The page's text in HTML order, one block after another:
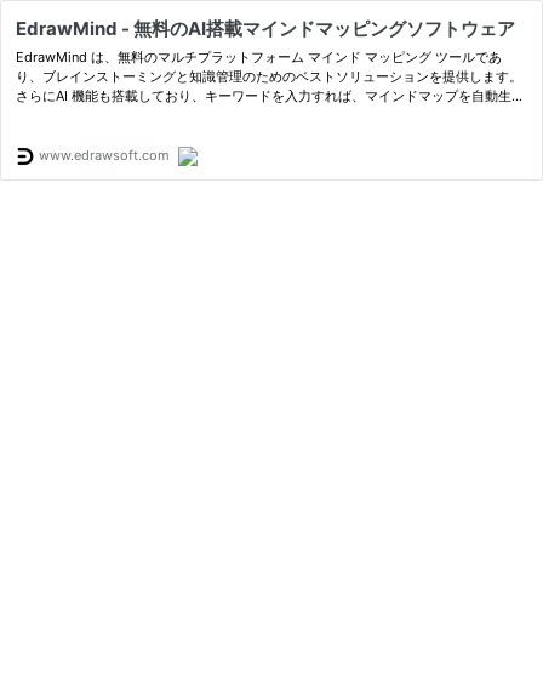
EdrawMind - 無料のAI搭載マインドマッピングソフトウェア
EdrawMind は、無料のマルチプラットフォーム マインド マッピング ツールであ
り、ブレインストーミングと知識管理のためのベストソリューションを提供します。
さらにAI 機能も搭載しており、キーワードを入力すれば、マインドマップを自動生成
www.edrawsoft.com